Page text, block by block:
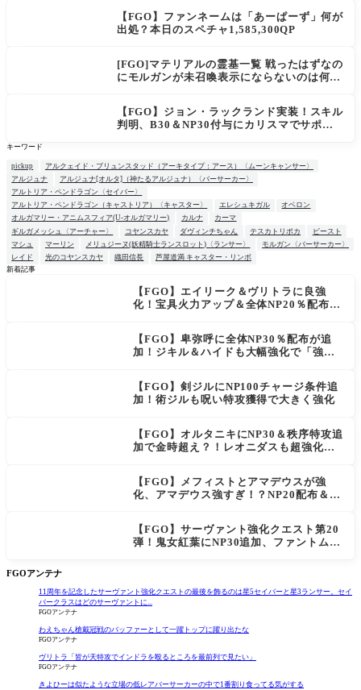
【FGO】ファンネームは「あーぱーず」何が
出処？本日のスペチャ1,585,300QP
[FGO]マテリアルの霊基一覧 戦ったはずなの
にモルガンが未召喚表示にならないのは何
【FGO】ジョン・ラックランド実装！スキル
判明、B30＆NP30付与にカリスマでサポ性
キーワード
pickup
アルクェイド・ブリュンスタッド（アーキタイプ：アース）〈ムーンキャンサー〉
アルジュナ
アルジュナ[オルタ]（神たるアルジュナ）〈バーサーカー〉
アルトリア・ペンドラゴン〈セイバー〉
アルトリア・ペンドラゴン（キャストリア）〈キャスター〉
エレシュキガル
オベロン
オルガマリー・アニムスフィア(U-オルガマリー)
カルナ
カーマ
ギルガメッシュ〈アーチャー〉
コヤンスカヤ ダヴィンチちゃん テスカトリポカ
ビースト
マシュ
マーリン メリュジーヌ(妖精騎士ランスロット)〈ランサー〉
モルガン〈バーサーカー〉
レイド
光のコヤンスカヤ 織田信長
芦屋道満 キャスター・リンボ
新着記事
【FGO】エイリーク＆ヴリトラに良強
化！宝具火力アップ＆全体NP20％配布で
【FGO】卑弥呼に全体NP30％配布が追
加！ジキル＆ハイドも大幅強化で「強す
【FGO】剣ジルにNP100チャージ条件追
加！術ジルも呪い特攻獲得で大きく強化
【FGO】オルタニキにNP30＆秩序特攻追
加で金時超え？！レオニダスも超強化で
【FGO】メフィストとアマデウスが強
化、アマデウス強すぎ！？NP20配布＆Ar
【FGO】サーヴァント強化クエスト第20
弾！鬼女紅葉にNP30追加、ファントムも
FGOアンテナ
11周年を記念したサーヴァント強化クエストの最後を飾るのは星5セイバーと星3ランサー。セイ
バークラスはどのサーヴァントに...
FGOアンテナ
わえちゃん槍戴冠戦のバッファーとして一躍トップに躍り出たな
FGOアンテナ
ヴリトラ「皆が天特攻でインドラを殴るところを最前列で見たい」
FGOアンテナ
きよひーは似たような立場の低レアバーサーカーの中で1番割り食ってる気がする